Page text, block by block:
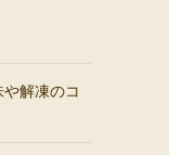
解凍のコ